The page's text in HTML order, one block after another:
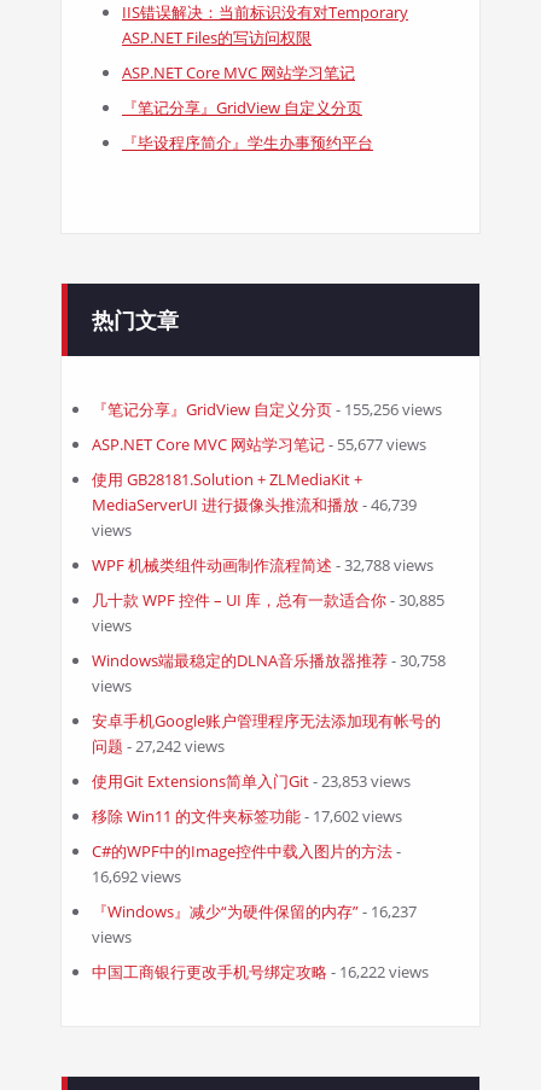
IIS错误解决：当前标识没有对Temporary
ASP.NET Files的写访问权限
ASP.NET Core MVC 网站学习笔记
『笔记分享』GridView 自定义分页
『毕设程序简介』学生办事预约平台
热门文章
『笔记分享』GridView 自定义分页- 155,256 views
ASP.NET Core MVC 网站学习笔记- 55,677 views
使用 GB28181.Solution + ZLMediaKit +
MediaServerUI 进行摄像头推流和播放- 46,739
views
WPF 机械类组件动画制作流程简述 - 32,788 views
几十款 WPF 控件 – UI 库，总有一款适合你- 30,885
views
Windows端最稳定的DLNA音乐播放器推荐- 30,758
views
安卓手机Google账户管理程序无法添加现有帐号的
问题 - 27,242 views
使用Git Extensions简单入门Git- 23,853 views
移除 Win11 的文件夹标签功能- 17,602 views
C#的WPF中的Image控件中载入图片的方法-
16,692 views
『Windows』减少“为硬件保留的内存”- 16,237
views
中国工商银行更改手机号绑定攻略 - 16,222 views